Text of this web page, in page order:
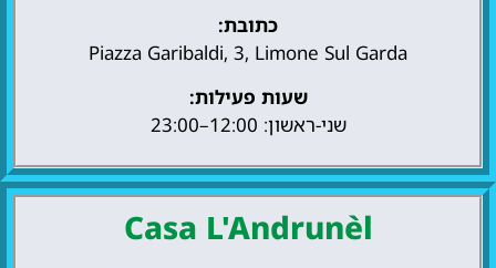
כתובת:
Piazza Garibaldi, 3, Limone Sul Garda
שעות פעילות:
שני-ראשון: 12:00–23:00
Casa L'Andrunèl